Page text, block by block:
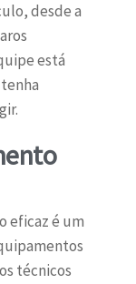
desde a
está
eficaz é um
técnicos